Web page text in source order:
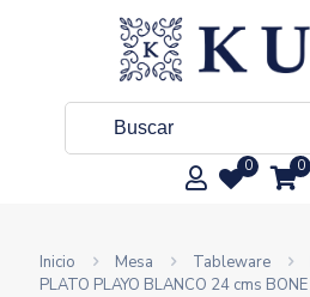
0 0
Inicio Mesa Tableware
PLATO PLAYO BLANCO 24 cms